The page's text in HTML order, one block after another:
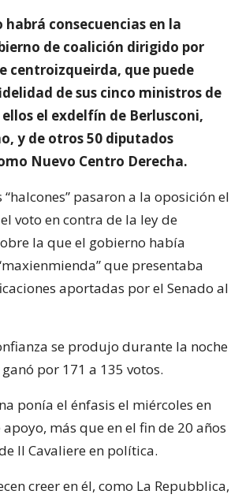
habrá consecuencias en la
de coalición dirigido por
centroizqueirda, que puede
de sus cinco ministros de
el exdelfín de Berlusconi,
y de otros 50 diputados
Nuevo Centro Derecha.
pasaron a la oposición el
voto en contra de la ley de
la que el gobierno había
que presentaba
aportadas por el Senado al
se produjo durante la noche
por 171 a 135 votos.
ponía el énfasis el miércoles en
más que en el fin de 20 años
Il Cavaliere en política.
creer en él, como La Repubblica,